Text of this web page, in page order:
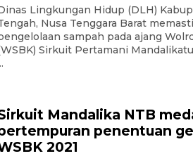
Lingkungan Hidup (DLH)
Nusa Tenggara Barat
sampah pada ajang
Sirkuit Pertamani
Mandalika NTB
penentuan
2021
15 July 2026 14:08 WIB